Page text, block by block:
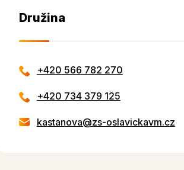
Družina
+420 566 782 270
+420 734 379 125
kastanova@zs-oslavickavm.cz